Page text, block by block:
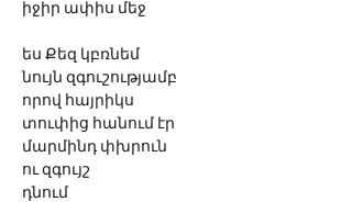
իջիր ափիս մեջ
ես Քեզ կբռնեմ
նույն զգուշությամբ
որով հայրիկս
տուփից հանում էր
մարմինդ փխրուն
ու զգույշ
դնում